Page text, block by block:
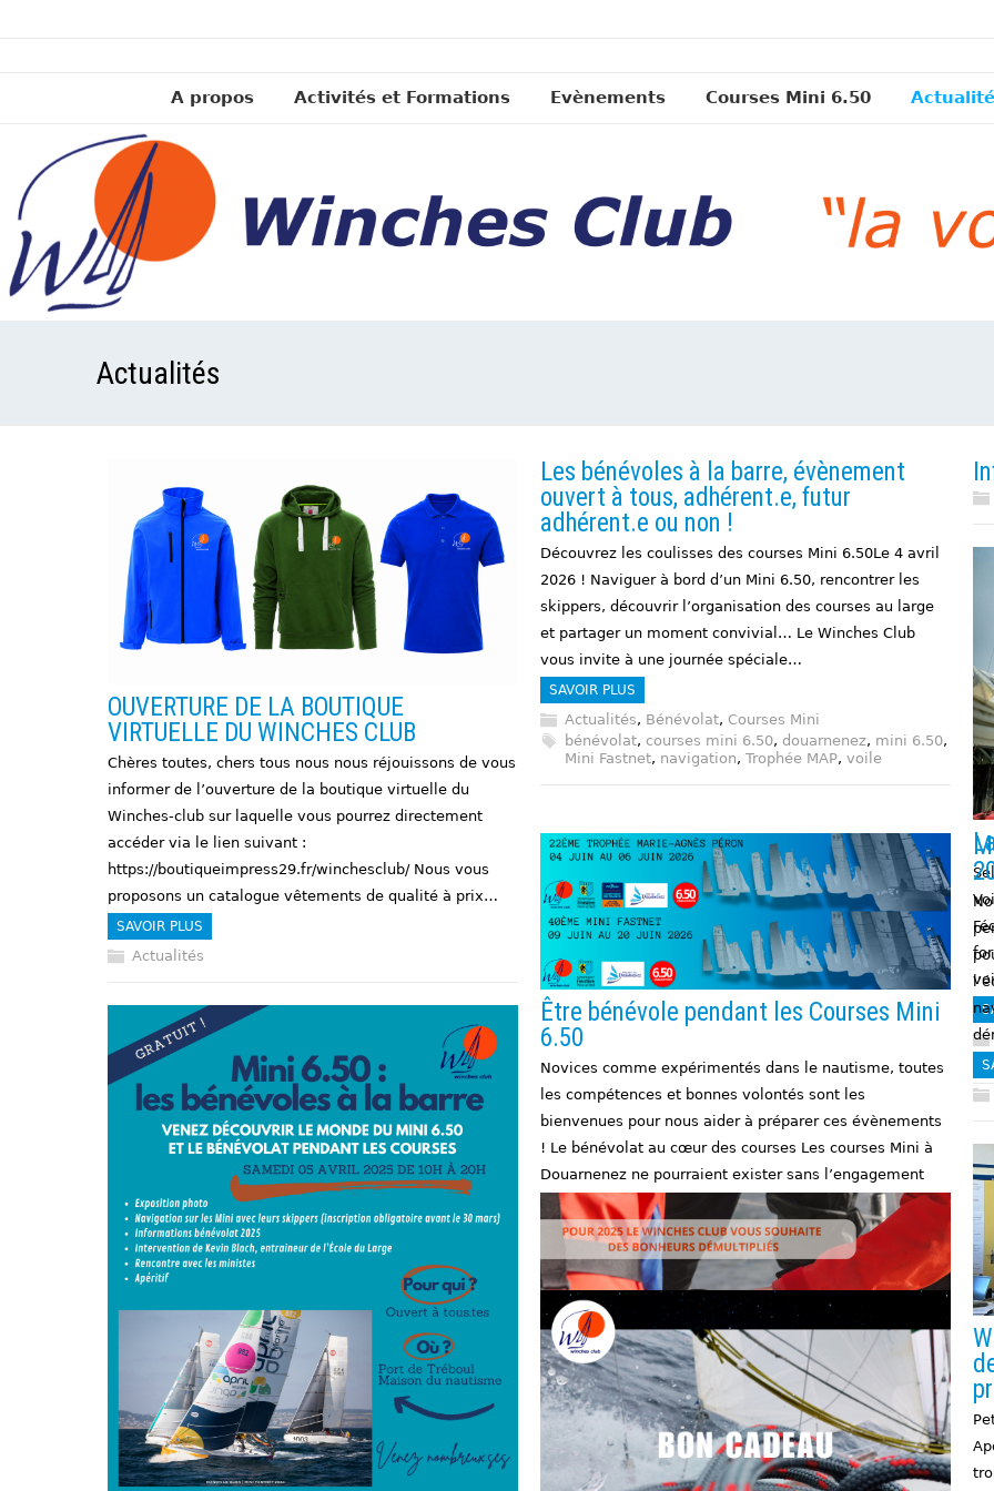
A propos Activités et Formations Evènements Courses Mini 6.50
Actualités
OUVERTURE DE LA BOUTIQUE
VIRTUELLE DU WINCHES CLUB
Chères toutes, chers tous nous nous réjouissons de vous
informer de l’ouverture de la boutique virtuelle du
Winches-club sur laquelle vous pourrez directement
accéder via le lien suivant :
https://boutiqueimpress29.fr/winchesclub/ Nous vous
proposons un catalogue vêtements de qualité à prix…
SAVOIR PLUS
Actualités
Les bénévoles à la barre, évènement
ouvert à tous, adhérent.e, futur
adhérent.e ou non !
Découvrez les coulisses des courses Mini 6.50Le 4 avril
2026 ! Naviguer à bord d’un Mini 6.50, rencontrer les
skippers, découvrir l’organisation des courses au large
et partager un moment convivial… Le Winches Club
vous invite à une journée spéciale…
SAVOIR PLUS
Actualités, Bénévolat, Courses Mini
bénévolat, courses mini 6.50, douarnenez, mini 6.50,
Mini Fastnet, navigation, Trophée MAP, voile
Être bénévole pendant les Courses Mini
6.50
Novices comme expérimentés dans le nautisme, toutes
les compétences et bonnes volontés sont les
bienvenues pour nous aider à préparer ces évènements
! Le bénévolat au cœur des courses Les courses Mini à
Douarnenez ne pourraient exister sans l’engagement
de…
SAVOIR PLUS
Actualités,Bénévolat,Courses Mini,Evènements
bénévolat,courses mini mini 6.50 Mini Fastnet,
Trophée MAP
et nous voilà en 2025
Actualités Vie du Club